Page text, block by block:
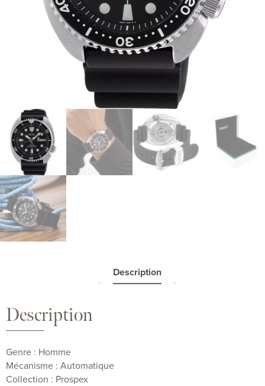
Description
Description
Genre : Homme
Mécanisme : Automatique
Collection : Prospex